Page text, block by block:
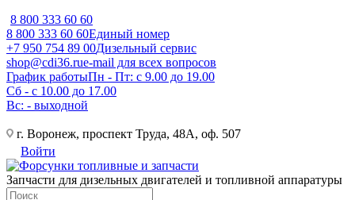
8 800 333 60 60
8 800 333 60 60Единый номер
+7 950 754 89 00Дизельный сервис
shop@cdi36.rue-mail для всех вопросов
График работыПн - Пт: с 9.00 до 19.00
Сб - с 10.00 до 17.00
Вс: - выходной
г. Воронеж, проспект Труда, 48А, оф. 507
Войти
Запчасти для дизельных двигателей и топливной аппаратуры